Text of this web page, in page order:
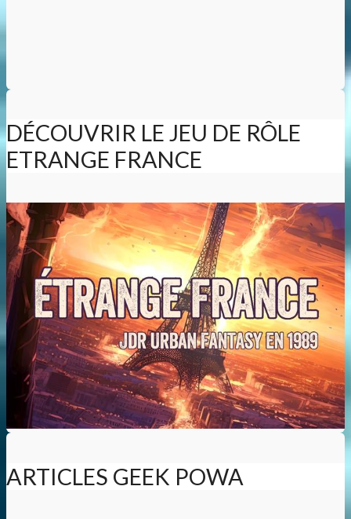
DÉCOUVRIR LE JEU DE RÔLE
ETRANGE FRANCE
ARTICLES GEEK POWA